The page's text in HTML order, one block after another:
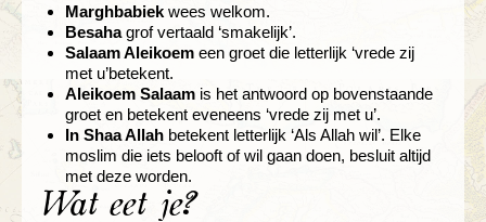
Marghbabiek wees welkom.
Besahagrof vertaald ‘smakelijk’.
Salaam Aleikoem een groet die letterlijk ‘vrede zij
met u’betekent.
Aleikoem Salaam is het antwoord op bovenstaande
groet en betekent eveneens ‘vrede zij met u’.
In Shaa Allah betekent letterlijk ‘Als Allah wil’. Elke
moslim die iets belooft of wil gaan doen, besluit altijd
met deze worden.
Wat eet je?